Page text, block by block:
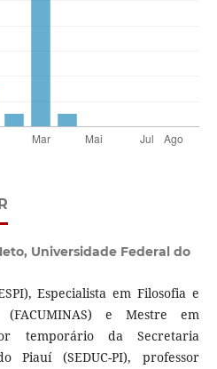
Universidade Federal do
Especialista em Filosofia e
(FACUMINAS) e Mestre em
temporário da Secretaria
Piauí (SEDUC-PI), professor